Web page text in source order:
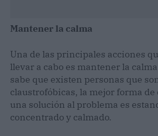
Mantener la calma
Una de las principales acciones
llevar a cabo es mantener la
sabe que existen personas que
claustrofóbicas, la mejor forma
una solución al problema es
concentrado y calmado.